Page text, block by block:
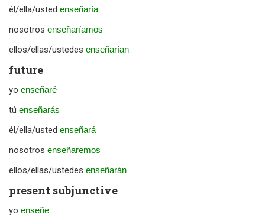
él/ella/usted enseñaría
nosotros enseñaríamos
ellos/ellas/ustedes enseñarían
future
yo enseñaré
tú enseñarás
él/ella/usted enseñará
nosotros enseñaremos
ellos/ellas/ustedes enseñarán
present subjunctive
yo enseñe